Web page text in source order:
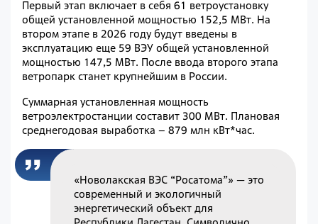
Первый этап включает в себя 61 ветроустановку
общей установленной мощностью 152,5 МВт. На
втором этапе в 2026 году будут введены в
эксплуатацию еще 59 ВЭУ общей установленной
мощностью 147,5 МВт. После ввода второго этапа
ветропарк станет крупнейшим в России.
Суммарная установленная мощность
ветроэлектростанции составит 300 МВт. Плановая
среднегодовая выработка – 879 млн кВт*час.
«Новолакская ВЭС “Росатома”» — это
современный и экологичный
энергетический объект для